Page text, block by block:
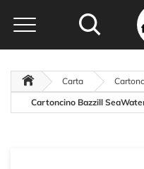
Carta
Cartoncino Bazzill